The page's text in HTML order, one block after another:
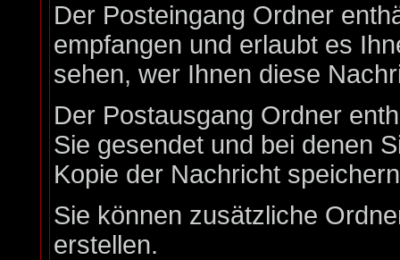
Der Posteingang Ordner
empfangen und erlaubt es
sehen, wer Ihnen diese
Der Postausgang Ordner
Sie gesendet und bei denen
Kopie der Nachricht
Sie können zusätzliche
erstellen.